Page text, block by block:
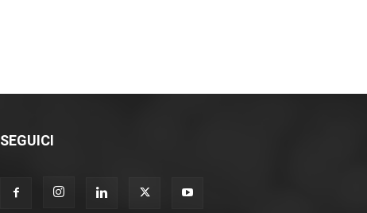
SEGUICI